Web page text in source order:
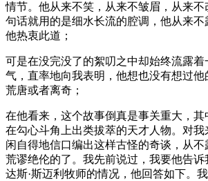
情节。他从来不笑，从来不皱眉，从来
句话就用的是细水长流的腔调，他从来
他热衷此道；
可是在没完没了的絮叨之中却始终流露
气，直率地向我表明，他想也没有想过
荒唐或者离奇；
在他看来，这个故事倒真是事关重大，
在勾心斗角上出类拔萃的天才人物。对
闲自得地信口编出这样古怪的奇谈，从
荒谬绝伦的了。我先前说过，我要他告
达斯·斯迈利牧师的情况，他回答如下。